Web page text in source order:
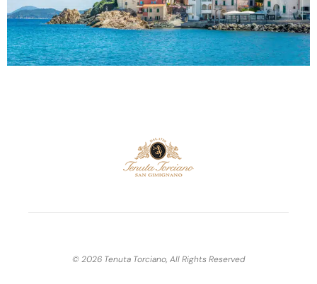
© 2026 Tenuta Torciano, All Rights Reserved